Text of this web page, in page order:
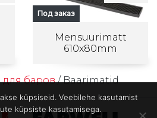
Под заказ
Mensuurimatt
610x80mm
баров/ Baarimatid
küpsiseid. Veebilehe kasutamist
küpsiste kasutamisega.